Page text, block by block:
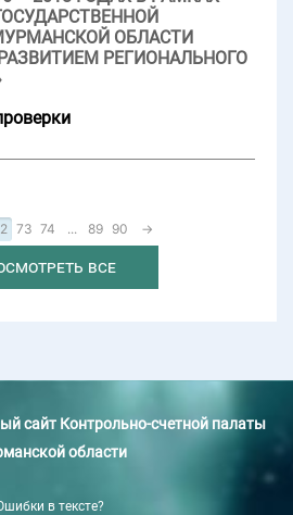
ОБЛАСТИ
РЕГИОНАЛЬНОГО
73 74 ... 89 90 →
все
сайт Контрольно-счетной палаты
области
в тексте?